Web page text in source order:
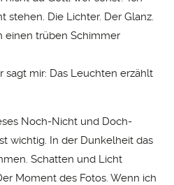
stehen. Die Lichter. Der Glanz.
einen trüben Schimmer
sagt mir: Das Leuchten erzählt
Noch-Nicht und Doch-
wichtig. In der Dunkelheit das
Schatten und Licht
Moment des Fotos. Wenn ich